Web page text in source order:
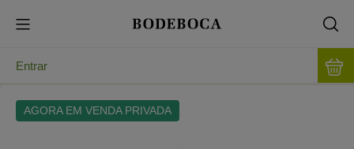
Entrar
AGORA EM VENDA PRIVADA